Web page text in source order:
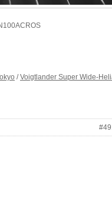
/Voigtlander Super Wide-